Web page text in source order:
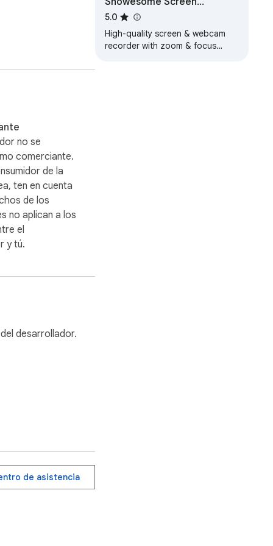
no hay servidor,
Cero llamadas
pestaña, pantalla y
no se
comerciante.
de la
ten en cuenta
de los
no aplican a los
el
y tú.
desarrollador.
de asistencia
Recorder – Record Screen &
Camera
5.0
High-quality screen & webcam
recorder with zoom & focus